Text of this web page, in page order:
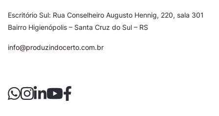
Escritório Sul: Rua Conselheiro Augusto Hennig, 220, sala 301
Bairro Higienópolis – Santa Cruz do Sul – RS
info@produzindocerto.com.br